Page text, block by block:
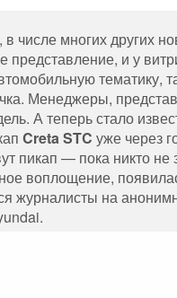
многих других
представление, и у
тематику,
Менеджеры,
А теперь стало
Creta STC уже через
пикап — пока никто не
воплощение,
журналисты на